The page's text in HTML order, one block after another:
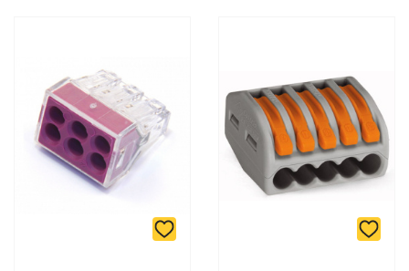
Для юридических лиц: переводом на расчетный счет при
онлайн оплате заказа на сайте.
Подробнее о способах оплаты можно узнать здесь - "Оплата"